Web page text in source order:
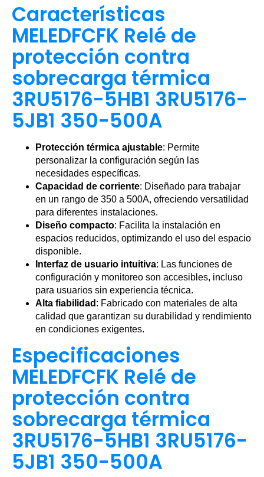
Características
MELEDFCFK Relé de
protección contra
sobrecarga térmica
3RU5176-5HB1 3RU5176-
5JB1 350-500A
Protección térmica ajustable: Permite
personalizar la configuración según las
necesidades específicas.
Capacidad de corriente: Diseñado para trabajar
en un rango de 350 a 500A, ofreciendo versatilidad
para diferentes instalaciones.
Diseño compacto: Facilita la instalación en
espacios reducidos, optimizando el uso del espacio
disponible.
Interfaz de usuario intuitiva: Las funciones de
configuración y monitoreo son accesibles, incluso
para usuarios sin experiencia técnica.
Alta fiabilidad : Fabricado con materiales de alta
calidad que garantizan su durabilidad y rendimiento
en condiciones exigentes.
Especificaciones
MELEDFCFK Relé de
protección contra
sobrecarga térmica
3RU5176-5HB1 3RU5176-
5JB1 350-500A